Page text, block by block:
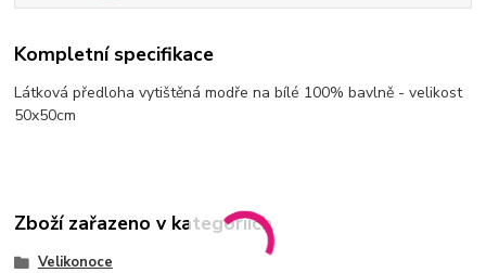
Kompletní specifikace
Látková předloha vytištěná modře na bílé 100% bavlně - velikost
50x50cm
Zboží zařazeno v kategoriích
Velikonoce